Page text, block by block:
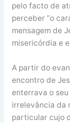
pelo facto de
perceber “o
mensagem de
misericórdia e
A partir do
encontro de
enterrava o
irrelevância da
particular cujo